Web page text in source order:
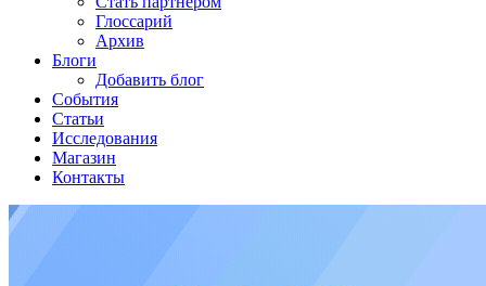
Глоссарий
Архив
Блоги
Добавить блог
События
Статьи
Исследования
Магазин
Контакты